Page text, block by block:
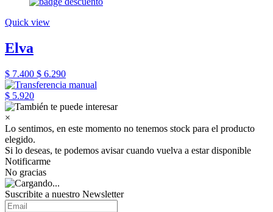
Quick view
Elva
$ 7.400 $ 6.290
$ 5.920
×
Lo sentimos, en este momento no tenemos stock para el producto
elegido.
Si lo deseas, te podemos avisar cuando vuelva a estar disponible
Notificarme
No gracias
Suscribite a nuestro Newsletter